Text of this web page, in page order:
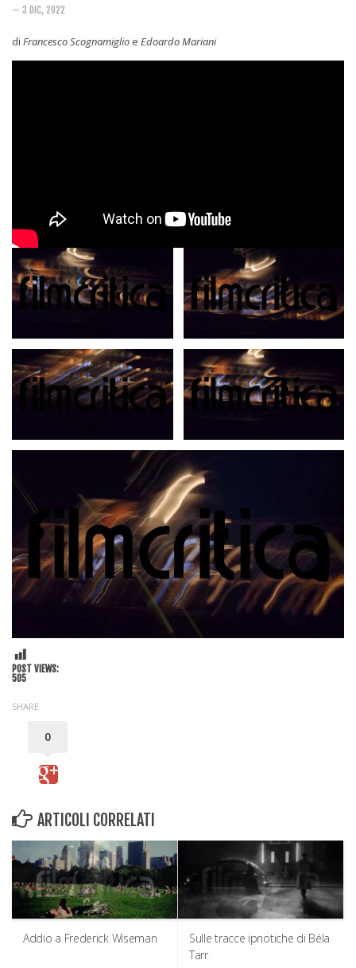
— 3 DIC, 2022
di Francesco Scognamiglio e Edoardo Mariani
POST VIEWS:
505
SHARE
0
ARTICOLI CORRELATI
Addio a Frederick Wiseman
Sulle tracce ipnotiche di Béla
Tarr